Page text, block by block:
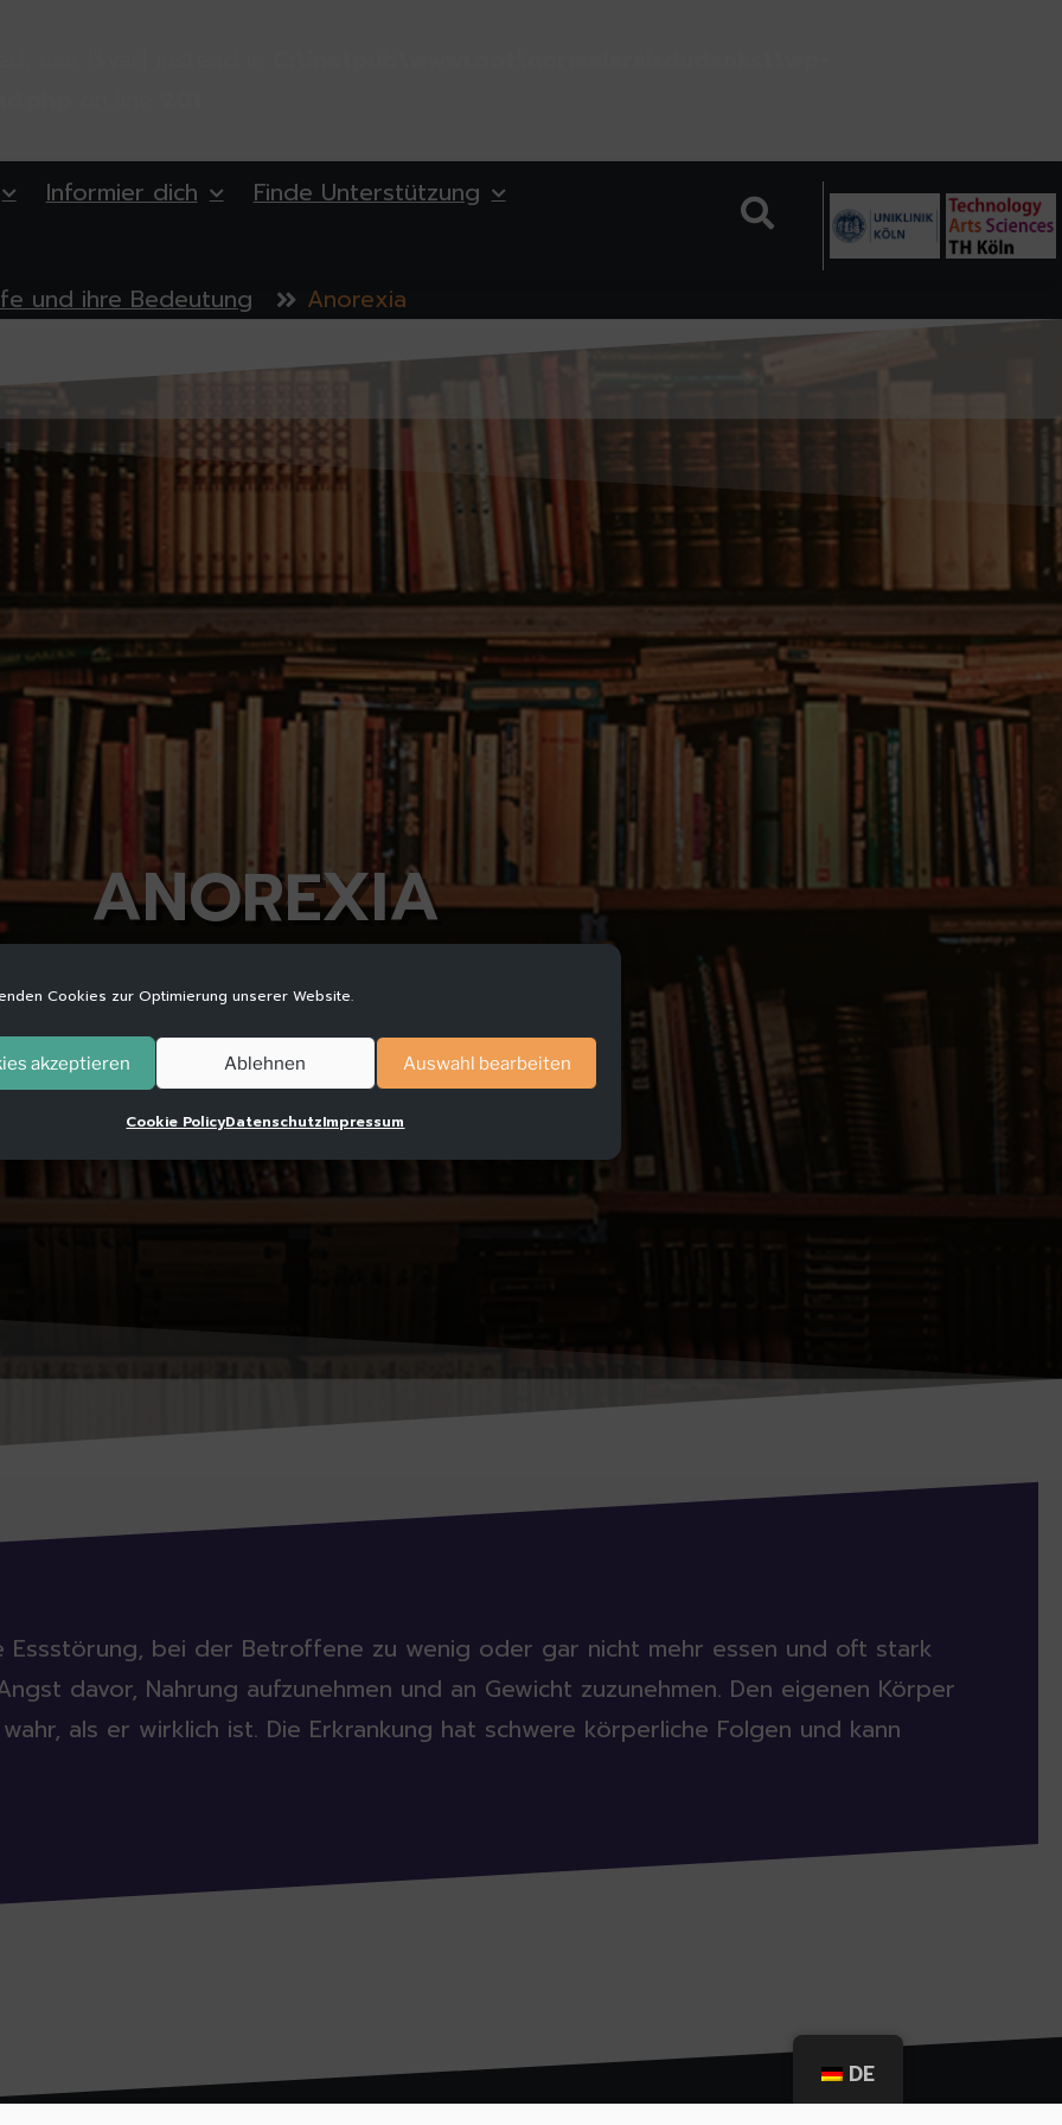
Cookies zur Optimierung unserer Website.
akzeptieren Ablehnen Auswahl bearbeiten
Cookie PolicyDatenschutzImpressum
Informier dich Finde Unterstützung
und ihre Bedeutung Anorexia
ANOREXIA
bei der Betroffene zu wenig oder gar nicht mehr essen und oft stark
davor, Nahrung aufzunehmen und an Gewicht zuzunehmen. Den eigenen Körper
als er wirklich ist. Die Erkrankung hat schwere körperliche Folgen und kann
DE